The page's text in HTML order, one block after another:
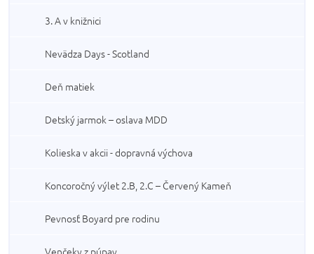
3. A v knižnici
Nevädza Days - Scotland
Deň matiek
Detský jarmok – oslava MDD
Kolieska v akcii - dopravná výchova
Koncoročný výlet 2.B, 2.C – Červený Kameň
Pevnosť Boyard pre rodinu
Venčeky z púpav